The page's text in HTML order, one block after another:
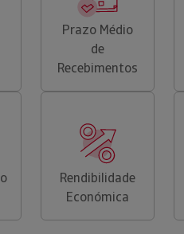
Prazo Médio
de
Recebimentos
Rendibilidade
Económica